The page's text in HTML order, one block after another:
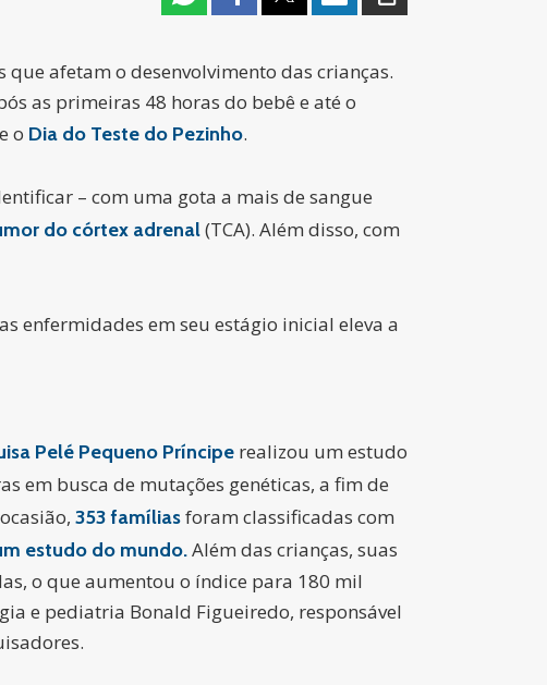
afetam o desenvolvimento das crianças.
as primeiras 48 horas do bebê e até o
o Dia do Teste do Pezinho.
– com uma gota a mais de sangue
do córtex adrenal(TCA). Além disso, com
enfermidades em seu estágio inicial eleva a
Pelé Pequeno Príncipe realizou um estudo
em busca de mutações genéticas, a fim de
353 famíliasforam classificadas com
estudo do mundo.Além das crianças, suas
o que aumentou o índice para 180 mil
e pediatria Bonald Figueiredo, responsável